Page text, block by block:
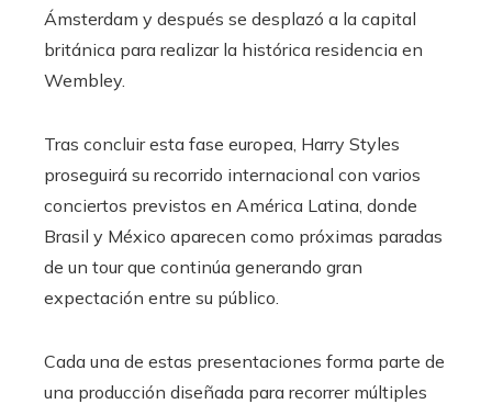
Ámsterdam y después se desplazó a la capital
británica para realizar la histórica residencia en
Wembley.
Tras concluir esta fase europea, Harry Styles
proseguirá su recorrido internacional con varios
conciertos previstos en América Latina, donde
Brasil y México aparecen como próximas paradas
de un tour que continúa generando gran
expectación entre su público.
Cada una de estas presentaciones forma parte de
una producción diseñada para recorrer múltiples